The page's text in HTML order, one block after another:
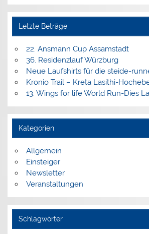
Letzte Beträge
22. Ansmann Cup Assamstadt
36. Residenzlauf Würzburg
Neue Laufshirts für die steide-
Kronio Trail – Kreta Lasithi-
13. Wings for life World Run-Dies
Kategorien
Allgemein
Einsteiger
Newsletter
Veranstaltungen
Schlagwörter